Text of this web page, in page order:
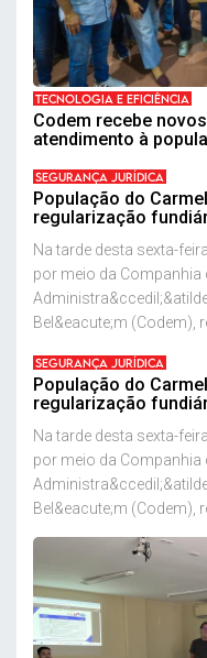
TECNOLOGIA E EFICIÊNCIA
Codem recebe
atendimento à
SEGURANÇA JURÍDICA
População do
regularização
Na tarde desta sexta-
por meio da Companhia
Bel&eacute;m (Codem),
SEGURANÇA JURÍDICA
População do
regularização
Na tarde desta sexta-
por meio da Companhia
Bel&eacute;m (Codem),